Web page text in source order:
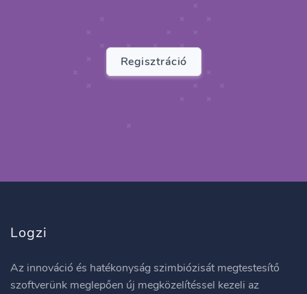
Regisztráció
Logzi
Az innováció és hatékonyság szimbiózisát megtestesítő
szoftverünk meglepően új megközelítéssel kezeli az